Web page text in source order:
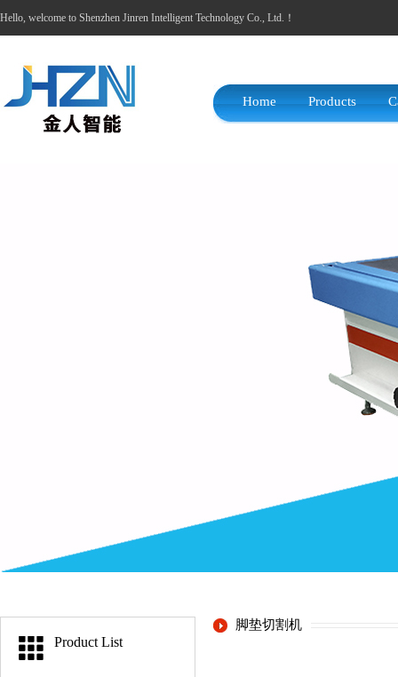
Hello, welcome to Shenzhen Jinren Intelligent Technology Co., Ltd.！
Home Products
Product List
脚垫切割机